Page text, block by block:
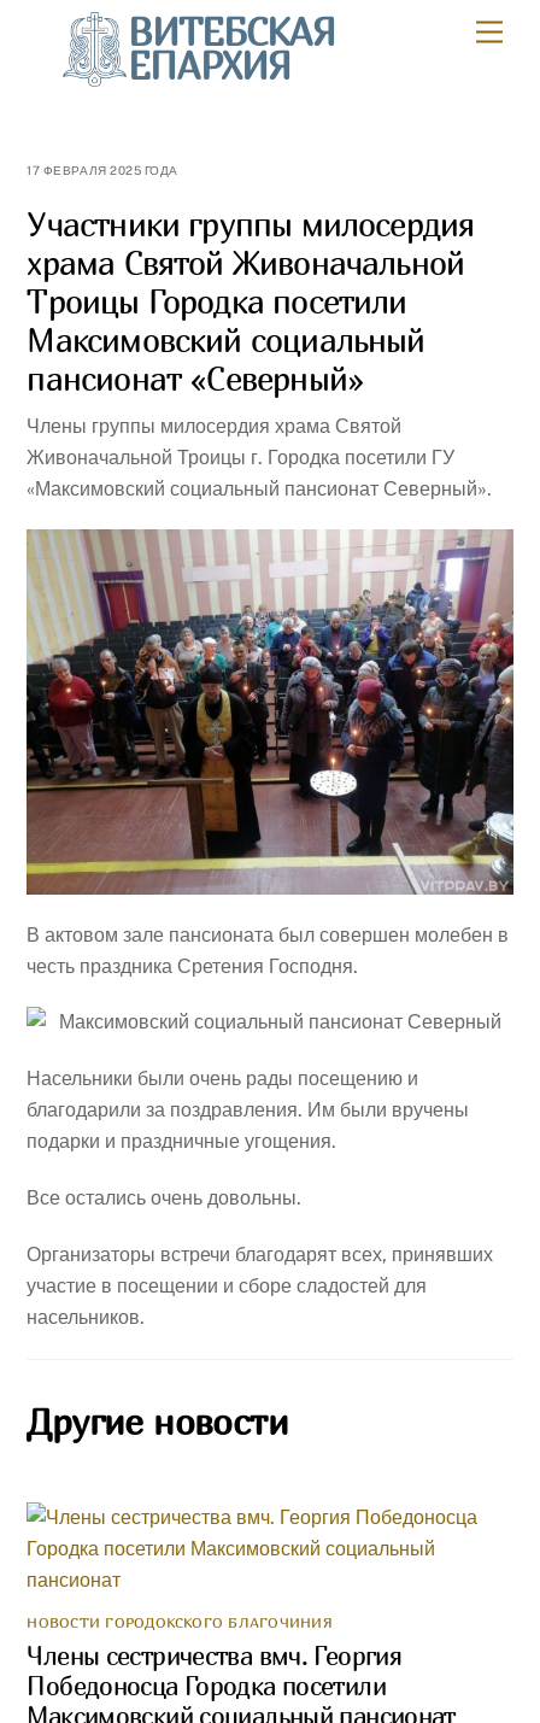
content
ВИТЕБСКАЯ
ЕПАРХИЯ
17 ФЕВРАЛЯ 2025 ГОДА
Участники группы милосердия
храма Святой Живоначальной
Троицы Городка посетили
Максимовский социальный
пансионат «Северный»
Члены группы милосердия храма Святой
Живоначальной Троицы г. Городка посетили ГУ
«Максимовский социальный пансионат Северный».
В актовом зале пансионата был совершен молебен в
честь праздника Сретения Господня.
Насельники были очень рады посещению и
благодарили за поздравления. Им были вручены
подарки и праздничные угощения.
Все остались очень довольны.
Организаторы встречи благодарят всех, принявших
участие в посещении и сборе сладостей для
насельников.
Другие новости
НОВОСТИ ГОРОДОКСКОГО БЛАГОЧИНИЯ
Члены сестричества вмч. Георгия
Победоносца Городка посетили
Максимовский социальный пансионат